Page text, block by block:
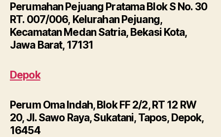
Perumahan Pejuang Pratama Blok S No. 30
RT. 007/006, Kelurahan Pejuang,
Kecamatan Medan Satria, Bekasi Kota,
Jawa Barat, 17131
Depok
Perum Oma Indah, Blok FF 2/2, RT 12 RW
20, Jl. Sawo Raya, Sukatani, Tapos, Depok,
16454